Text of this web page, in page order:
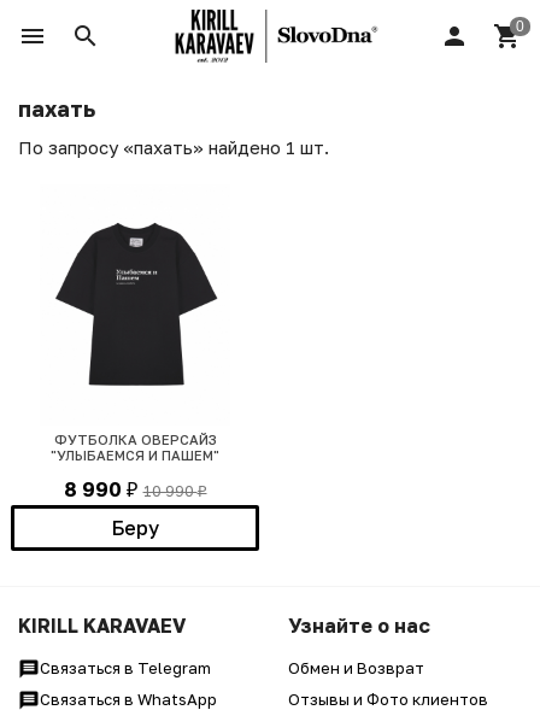
пахать
По запросу «пахать» найдено 1 шт.
ФУТБОЛКА ОВЕРСАЙЗ
"УЛЫБАЕМСЯ И ПАШЕМ"
8 990 ₽ 10 990₽
Беру
KIRILL KARAVAEV
Связаться в Telegram
Связаться в WhatsApp
Узнайте о нас
Обмен и Возврат
Отзывы и Фото клиентов